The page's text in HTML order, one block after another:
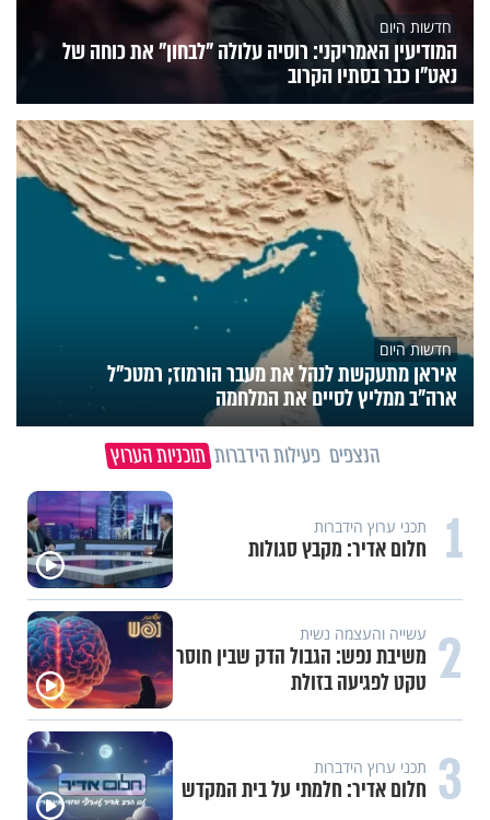
חדשות היום
המודיעין האמריקני: רוסיה עלולה "לבחון" את כוחה של
נאט"ו כבר בסתיו הקרוב
חדשות היום
איראן מתעקשת לנהל את מעבר הורמוז; רמטכ"ל
ארה"ב ממליץ לסיים את המלחמה
הנצפים פעילות הידברות תוכניות הערוץ
1 תכני ערוץ הידברות
חלום אדיר: מקבץ סגולות
2 עשייה והעצמה נשית
משיבת נפש: הגבול הדק שבין חוסר
טקט לפגיעה בזולת
3 תכני ערוץ הידברות
חלום אדיר: חלמתי על בית המקדש